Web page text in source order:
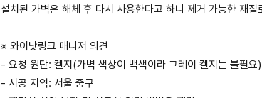
설치된 가벽은 해체 후 다시 사용한다고 하니 제거 가능한 재질
※ 와이낫링크 매니저 의견
- 요청 원단: 켈지(가벽 색상이 백색이라 그레이 켈지는 불필요)
- 시공 지역: 서울 중구